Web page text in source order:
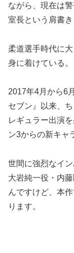
ながら、現在は
室長という肩書き
柔道選手時代に
身に着けている。
2017年4月から6
セブン』以来、
レギュラー出演
ン3からの新キャ
世間に強烈なイ
大岩純一役・内
んですけど、本
ります。